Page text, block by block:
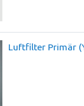
Luftfilter Primär